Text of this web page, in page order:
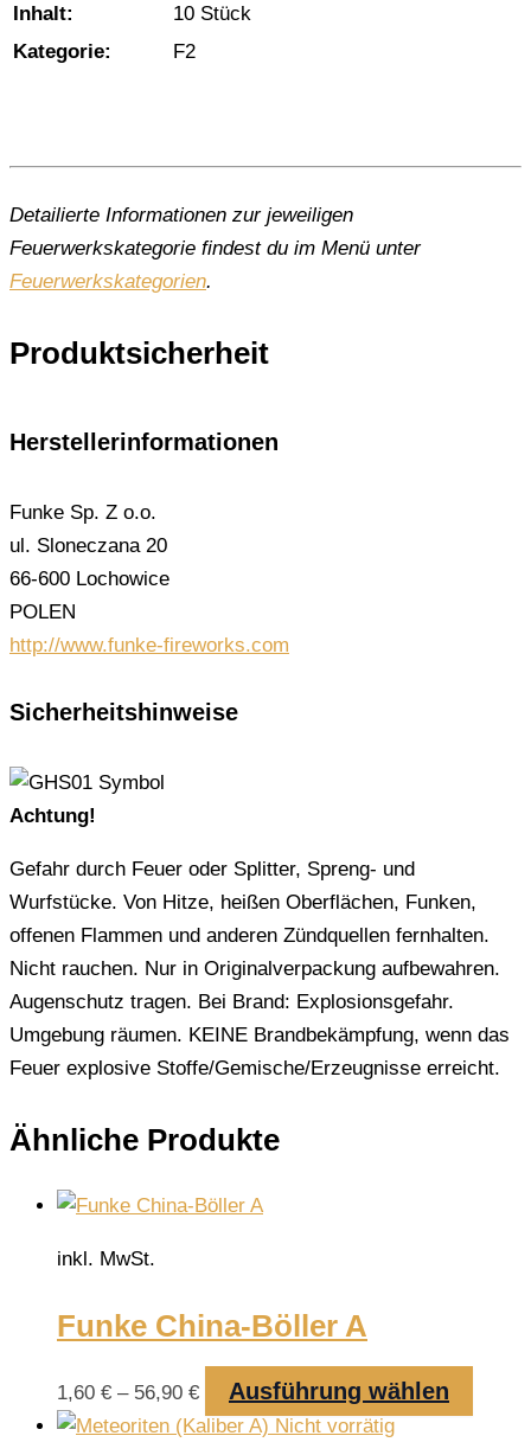
Inhalt:
10 Stück
Kategorie:
F2
Detailierte Informationen zur jeweiligen
Feuerwerkskategorie findest du im Menü unter
Feuerwerkskategorien.
Produktsicherheit
Herstellerinformationen
Funke Sp. Z o.o.
ul. Sloneczana 20
66-600 Lochowice
POLEN
http://www.funke-fireworks.com
Sicherheitshinweise
Achtung!
Gefahr durch Feuer oder Splitter, Spreng- und
Wurfstücke. Von Hitze, heißen Oberflächen, Funken,
offenen Flammen und anderen Zündquellen fernhalten.
Nicht rauchen. Nur in Originalverpackung aufbewahren.
Augenschutz tragen. Bei Brand: Explosionsgefahr.
Umgebung räumen. KEINE Brandbekämpfung, wenn das
Feuer explosive Stoffe/Gemische/Erzeugnisse erreicht.
Ähnliche Produkte
inkl. MwSt.
Funke China-Böller A
1,60 € – 56,90 € Ausführung wählen
Nicht vorrätig